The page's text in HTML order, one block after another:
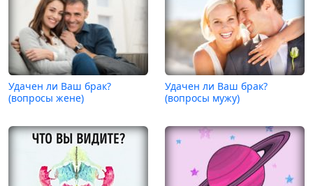
Удачен ли Ваш брак?
(вопросы жене)
Удачен ли Ваш брак?
(вопросы мужу)